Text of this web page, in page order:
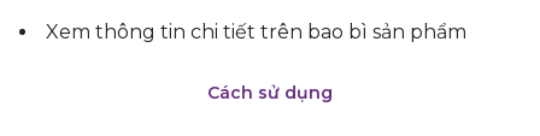
Xem thông tin chi tiết trên bao bì sản phẩm
Cách sử dụng